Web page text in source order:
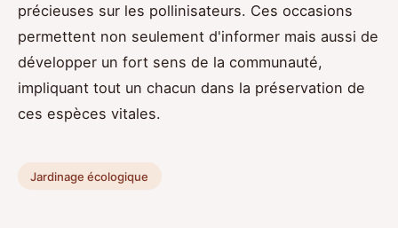
précieuses sur les pollinisateurs. Ces occasions
permettent non seulement d'informer mais aussi de
développer un fort sens de la communauté,
impliquant tout un chacun dans la préservation de
ces espèces vitales.
Jardinage écologique